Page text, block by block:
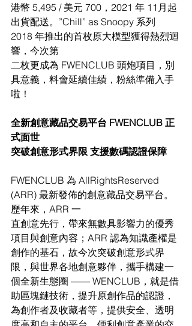
港幣 5,495 / 美元 700，2021 年 11月起
出貨配送。”Chill” as Snoopy 系列
2018 年推出的首枚原大模型獲得熱烈迴
響，今次第
二枚更成為 FWENCLUB 頭炮項目，別
具意義，料會延續佳績，粉絲準備入手
啦！
全新創意藏品交易平台 FWENCLUB 正
式面世
突破創意形式界限 支援數碼認證保障
FWENCLUB 為 AllRightsReserved
(ARR) 最新發佈的創意藏品交易平台。
歷年來，ARR 一
直創意先行，帶來無數具影響力的優秀
項目與創意內容；ARR 認為知識產權是
創作的基石，故今次突破創意形式界
限，與世界各地創意夥伴，攜手構建一
個全新生態圈 —— WENCLUB，就是借
助區塊鏈技術，提升原創作品的認證，
為創作者及收藏者等，提供安全、透明